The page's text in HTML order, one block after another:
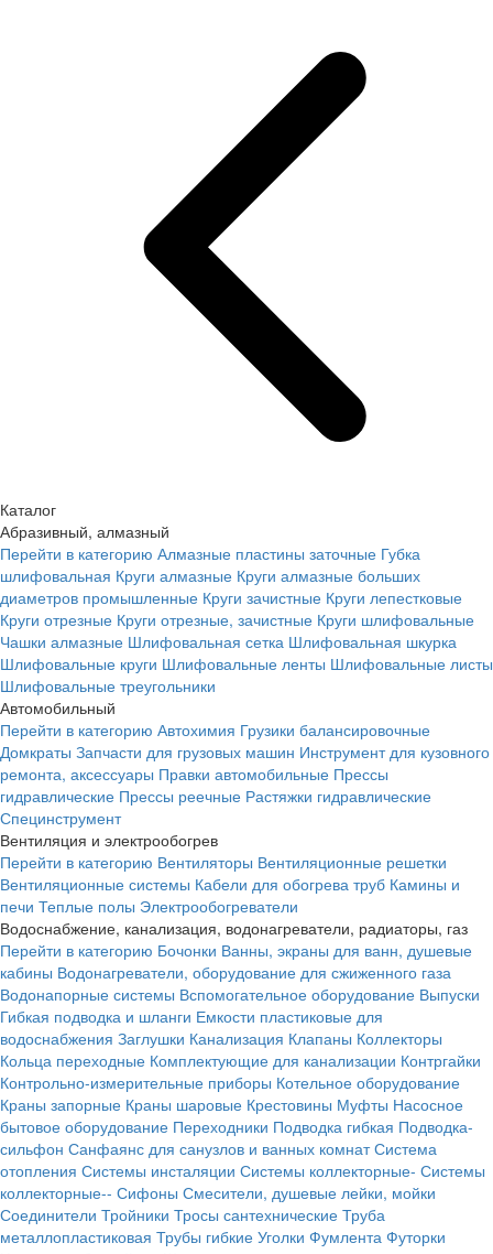
Каталог
Абразивный, алмазный
Перейти в категорию Алмазные пластины заточные Губка
шлифовальная Круги алмазные Круги алмазные больших
диаметров промышленные Круги зачистные Круги лепестковые
Круги отрезные Круги отрезные, зачистные Круги шлифовальные
Чашки алмазные Шлифовальная сетка Шлифовальная шкурка
Шлифовальные круги Шлифовальные ленты Шлифовальные листы
Шлифовальные треугольники
Автомобильный
Перейти в категорию Автохимия Грузики балансировочные
Домкраты Запчасти для грузовых машин Инструмент для кузовного
ремонта, аксессуары Правки автомобильные Прессы
гидравлические Прессы реечные Растяжки гидравлические
Специнструмент
Вентиляция и электрообогрев
Перейти в категорию Вентиляторы Вентиляционные решетки
Вентиляционные системы Кабели для обогрева труб Камины и
печи Теплые полы Электрообогреватели
Водоснабжение, канализация, водонагреватели, радиаторы, газ
Перейти в категорию Бочонки Ванны, экраны для ванн, душевые
кабины Водонагреватели, оборудование для сжиженного газа
Водонапорные системы Вспомогательное оборудование Выпуски
Гибкая подводка и шланги Емкости пластиковые для
водоснабжения Заглушки Канализация Клапаны Коллекторы
Кольца переходные Комплектующие для канализации Контргайки
Контрольно-измерительные приборы Котельное оборудование
Краны запорные Краны шаровые Крестовины Муфты Насосное
бытовое оборудование Переходники Подводка гибкая Подводка-
сильфон Санфаянс для санузлов и ванных комнат Система
отопления Системы инсталяции Системы коллекторные- Системы
коллекторные-- Сифоны Смесители, душевые лейки, мойки
Соединители Тройники Тросы сантехнические Труба
металлопластиковая Трубы гибкие Уголки Фумлента Футорки